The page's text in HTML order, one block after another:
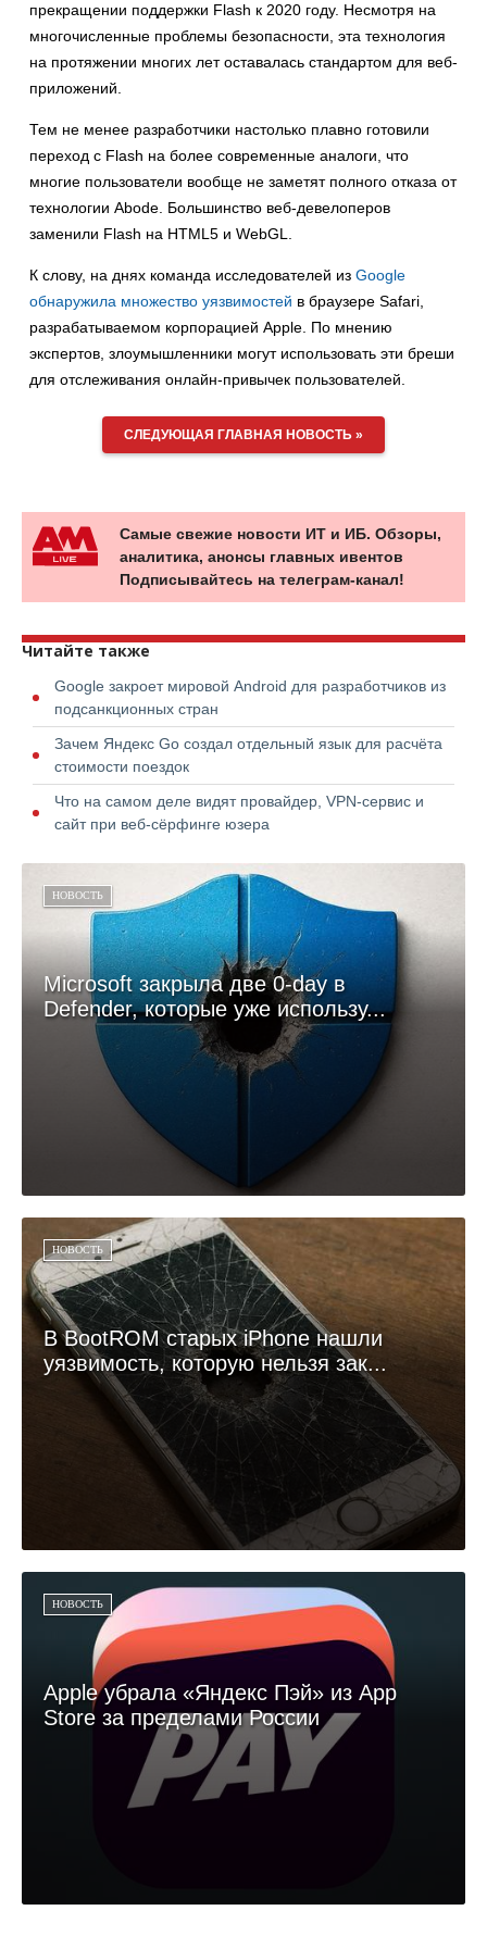
прекращении поддержки Flash к 2020 году. Несмотря на
многочисленные проблемы безопасности, эта технология
на протяжении многих лет оставалась стандартом для веб-
приложений.
Тем не менее разработчики настолько плавно готовили
переход с Flash на более современные аналоги, что
многие пользователи вообще не заметят полного отказа от
технологии Abode. Большинство веб-девелоперов
заменили Flash на HTML5 и WebGL.
К слову, на днях команда исследователей из Google
обнаружила множество уязвимостей в браузере Safari,
разрабатываемом корпорацией Apple. По мнению
экспертов, злоумышленники могут использовать эти бреши
для отслеживания онлайн-привычек пользователей.
СЛЕДУЮЩАЯ ГЛАВНАЯ НОВОСТЬ »
Самые свежие новости ИТ и ИБ. Обзоры,
аналитика, анонсы главных ивентов
Подписывайтесь на телеграм-канал!
Читайте также
Google закроет мировой Android для разработчиков из
подсанкционных стран
Зачем Яндекс Go создал отдельный язык для расчёта
стоимости поездок
Что на самом деле видят провайдер, VPN-сервис и
сайт при веб-сёрфинге юзера
НОВОСТЬ
Microsoft закрыла две 0-day в
Defender, которые уже использу...
НОВОСТЬ
В BootROM старых iPhone нашли
уязвимость, которую нельзя зак...
НОВОСТЬ
Apple убрала «Яндекс Пэй» из App
Store за пределами России